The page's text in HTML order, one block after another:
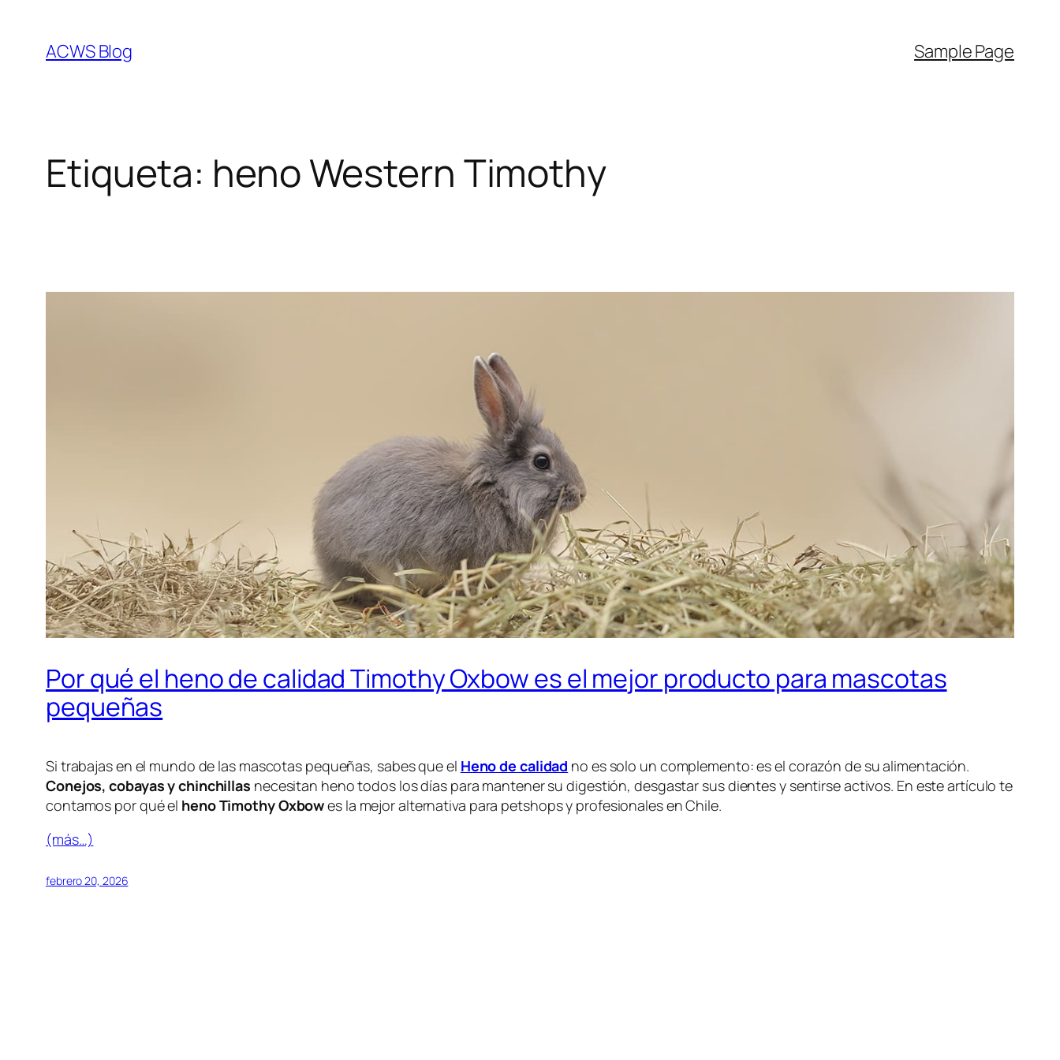
contenido
ACWS Blog Sample Page
Etiqueta: heno Western Timothy
Por qué el heno de calidad Timothy Oxbow es el mejor producto para mascotas
pequeñas
Si trabajas en el mundo de las mascotas pequeñas, sabes que el Heno de calidad no es solo un complemento: es el corazón de su alimentación.
Conejos, cobayas y chinchillas necesitan heno todos los días para mantener su digestión, desgastar sus dientes y sentirse activos. En este artículo te
contamos por qué el heno Timothy Oxbowes la mejor alternativa para petshops y profesionales en Chile.
(más…)
febrero 20, 2026